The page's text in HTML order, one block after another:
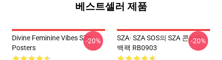
베스트셀러 제품
Divine Feminine Vibes SZA
Posters
-20%
SZA· SZA SOS의 SZA 콘서트
백팩 RB0903
-20%